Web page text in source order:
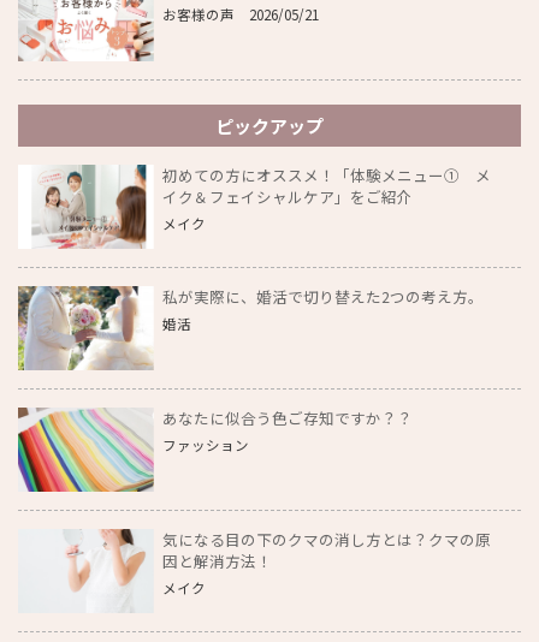
お客様の声 2026/05/21
ピックアップ
初めての方にオススメ！「体験メニュー① メ
イク＆フェイシャルケア」をご紹介
メイク
私が実際に、婚活で切り替えた2つの考え方。
婚活
あなたに似合う色ご存知ですか？？
ファッション
気になる目の下のクマの消し方とは？クマの原
因と解消方法！
メイク